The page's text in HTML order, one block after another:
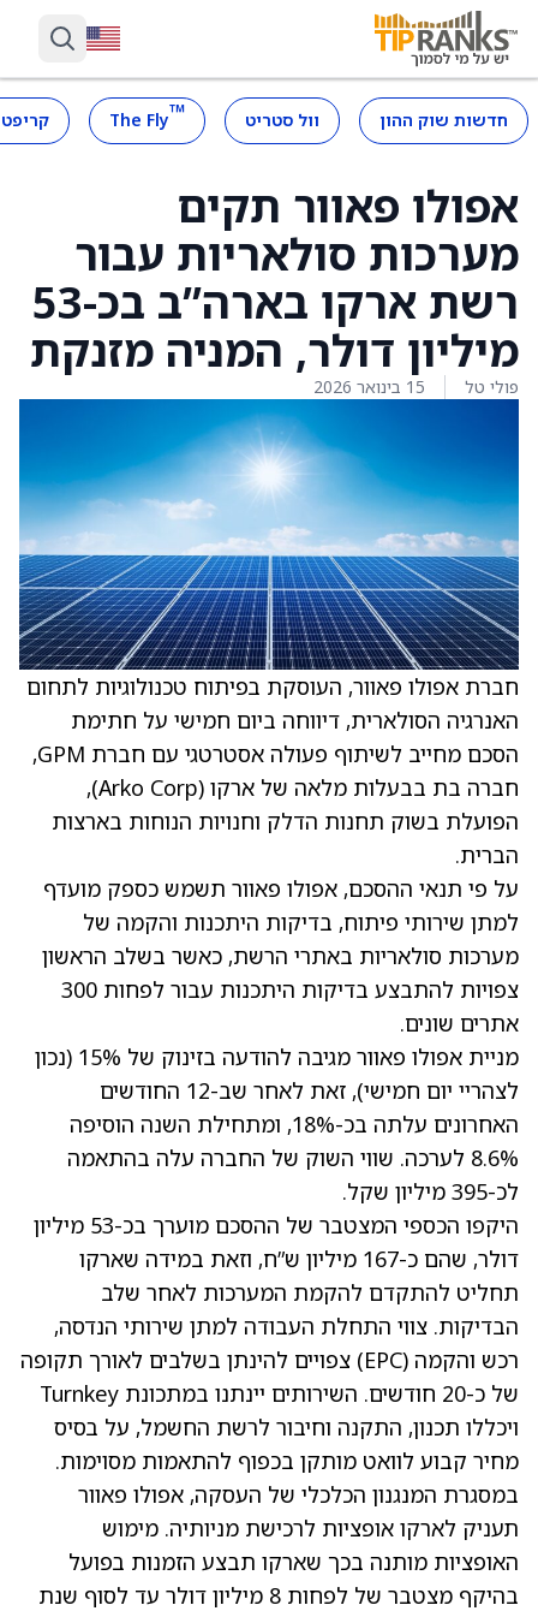
חדשות שוק ההון וול סטריט ™
The Fly
אפולו פאוור תקים
מערכות סולאריות עבור
רשת ארקו בארה”ב בכ-53
מיליון דולר, המניה מזנקת
פולי טל 15 בינואר 2026
חברת אפולו פאוור, העוסקת בפיתוח טכנולוגיות לתחום
האנרגיה הסולארית, דיווחה ביום חמישי על חתימת
הסכם מחייב לשיתוף פעולה אסטרטגי עם חברת GPM,
חברה בת בבעלות מלאה של ארקו (Arko Corp),
הפועלת בשוק תחנות הדלק וחנויות הנוחות בארצות
הברית.
על פי תנאי ההסכם, אפולו פאוור תשמש כספק מועדף
למתן שירותי פיתוח, בדיקות היתכנות והקמה של
מערכות סולאריות באתרי הרשת, כאשר בשלב הראשון
צפויות להתבצע בדיקות היתכנות עבור לפחות 300
אתרים שונים.
מניית אפולו פאוור מגיבה להודעה בזינוק של 15% (נכון
לצהריי יום חמישי), זאת לאחר שב-12 החודשים
האחרונים עלתה בכ-18%, ומתחילת השנה הוסיפה
8.6% לערכה. שווי השוק של החברה עלה בהתאמה
לכ-395 מיליון שקל.
היקפו הכספי המצטבר של ההסכם מוערך בכ-53 מיליון
דולר, שהם כ-167 מיליון ש”ח, וזאת במידה שארקו
תחליט להתקדם להקמת המערכות לאחר שלב
הבדיקות. צווי התחלת העבודה למתן שירותי הנדסה,
רכש והקמה (EPC) צפויים להינתן בשלבים לאורך תקופה
של כ-20 חודשים. השירותים יינתנו במתכונת Turnkey
ויכללו תכנון, התקנה וחיבור לרשת החשמל, על בסיס
מחיר קבוע לוואט מותקן בכפוף להתאמות מסוימות.
במסגרת המנגנון הכלכלי של העסקה, אפולו פאוור
תעניק לארקו אופציות לרכישת מניותיה. מימוש
האופציות מותנה בכך שארקו תבצע הזמנות בפועל
בהיקף מצטבר של לפחות 8 מיליון דולר עד לסוף שנת